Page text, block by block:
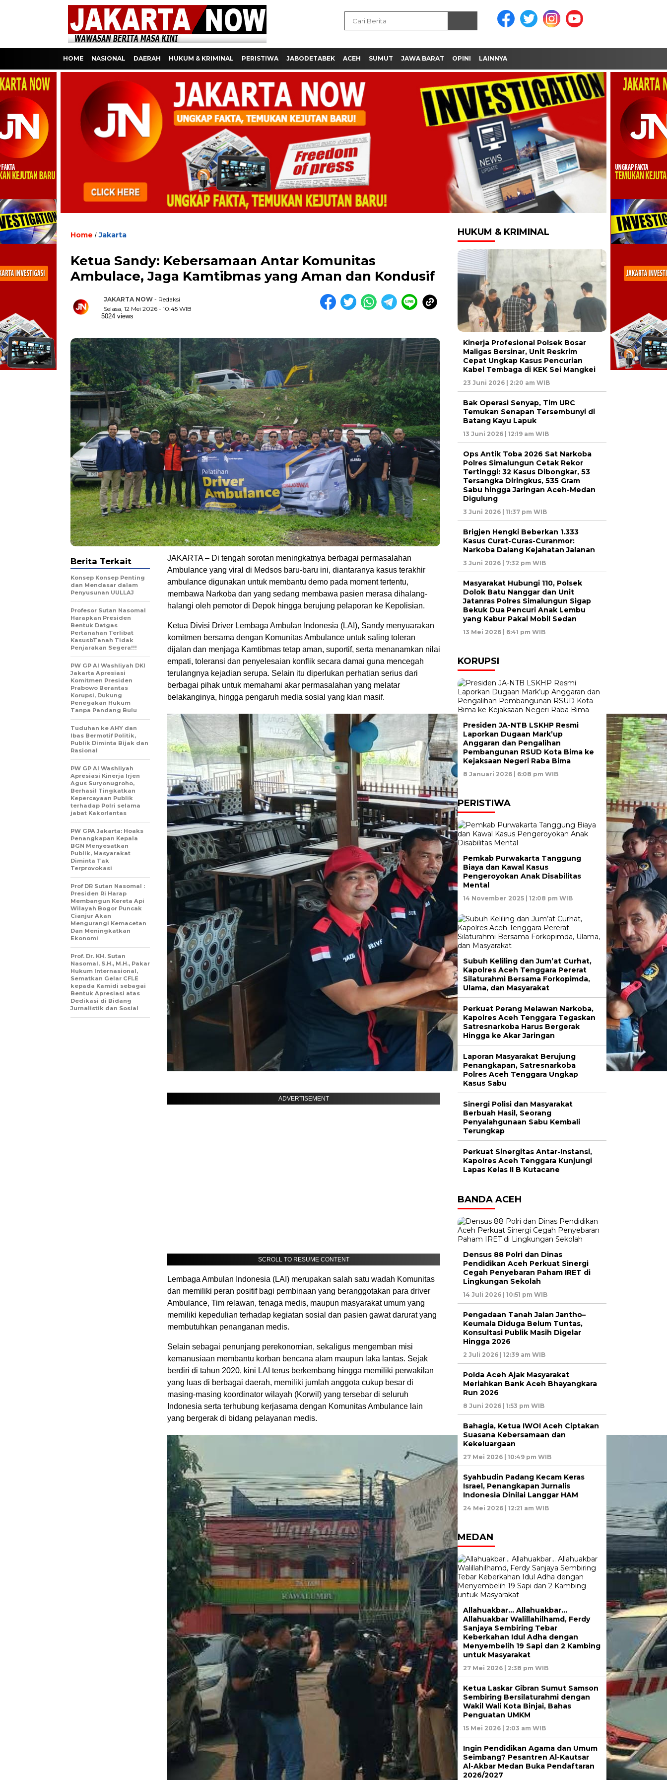
HOME NASIONAL DAERAH HUKUM & KRIMINAL PERISTIWA JABODETABEK ACEH SUMUT JAWA BARAT OPINI LAINNYA
Home /Jakarta
Ketua Sandy: Kebersamaan Antar Komunitas
Ambulace, Jaga Kamtibmas yang Aman dan Kondusif
JAKARTA NOW - Redaksi
Selasa, 12 Mei 2026 - 10:45 WIB
5024 views
JAKARTA – Di tengah sorotan meningkatnya berbagai permasalahan
Ambulance yang viral di Medsos baru-baru ini, diantaranya kasus terakhir
ambulance digunakan untuk membantu demo pada moment tertentu,
membawa Narkoba dan yang sedang membawa pasien merasa dihalang-
halangi oleh pemotor di Depok hingga berujung pelaporan ke Kepolisian.
Ketua Divisi Driver Lembaga Ambulan Indonesia (LAI), Sandy menyuarakan
komitmen bersama dengan Komunitas Ambulance untuk saling toleran
dijalan dan menjaga Kamtibmas tetap aman, suportif, serta menanamkan nilai
empati, toleransi dan penyelesaian konflik secara damai guna mencegah
terulangnya kejadian serupa. Selain itu diperlukan perhatian serius dari
berbagai pihak untuk memahami akar permasalahan yang melatar
belakanginya, hingga pengaruh media sosial yang kian masif.
ADVERTISEMENT
SCROLL TO RESUME CONTENT
Lembaga Ambulan Indonesia (LAI) merupakan salah satu wadah Komunitas
dan memiliki peran positif bagi pembinaan yang beranggotakan para driver
Ambulance, Tim relawan, tenaga medis, maupun masyarakat umum yang
memiliki kepedulian terhadap kegiatan sosial dan pasien gawat darurat yang
membutuhkan penanganan medis.
Selain sebagai penunjang perekonomian, sekaligus mengemban misi
kemanusiaan membantu korban bencana alam maupun laka lantas. Sejak
berdiri di tahun 2020, kini LAI terus berkembang hingga memiliki perwakilan
yang luas di berbagai daerah, memiliki jumlah anggota cukup besar di
masing-masing koordinator wilayah (Korwil) yang tersebar di seluruh
Indonesia serta terhubung kerjasama dengan Komunitas Ambulance lain
yang bergerak di bidang pelayanan medis.
Berita Terkait
Konsep Konsep Penting
dan Mendasar dalam
Penyusunan UULLAJ
Profesor Sutan Nasomal
Harapkan Presiden
Bentuk Datgas
Pertanahan Terlibat
KasusbTanah Tidak
Penjarakan Segera!!!
PW GP Al Washliyah DKI
Jakarta Apresiasi
Komitmen Presiden
Prabowo Berantas
Korupsi, Dukung
Penegakan Hukum
Tanpa Pandang Bulu
Tuduhan ke AHY dan
Ibas Bermotif Politik,
Publik Diminta Bijak dan
Rasional
PW GP Al Washliyah
Apresiasi Kinerja Irjen
Agus Suryonugroho,
Berhasil Tingkatkan
Kepercayaan Publik
terhadap Polri selama
jabat Kakorlantas
PW GPA Jakarta: Hoaks
Penangkapan Kepala
BGN Menyesatkan
Publik, Masyarakat
Diminta Tak
Terprovokasi
Prof DR Sutan Nasomal :
Presiden Ri Harap
Membangun Kereta Api
Wilayah Bogor Puncak
Cianjur Akan
Mengurangi Kemacetan
Dan Meningkatkan
Ekonomi
Prof. Dr. KH. Sutan
Nasomal, S.H., M.H., Pakar
Hukum Internasional,
Sematkan Gelar CFLE
kepada Kamidi sebagai
Bentuk Apresiasi atas
Dedikasi di Bidang
Jurnalistik dan Sosial
HUKUM & KRIMINAL
Kinerja Profesional Polsek Bosar
Maligas Bersinar, Unit Reskrim
Cepat Ungkap Kasus Pencurian
Kabel Tembaga di KEK Sei Mangkei
23 Juni 2026 | 2:20 am WIB
Bak Operasi Senyap, Tim URC
Temukan Senapan Tersembunyi di
Batang Kayu Lapuk
13 Juni 2026 | 12:19 am WIB
Ops Antik Toba 2026 Sat Narkoba
Polres Simalungun Cetak Rekor
Tertinggi: 32 Kasus Dibongkar, 53
Tersangka Diringkus, 535 Gram
Sabu hingga Jaringan Aceh-Medan
Digulung
3 Juni 2026 | 11:37 pm WIB
Brigjen Hengki Beberkan 1.333
Kasus Curat-Curas-Curanmor:
Narkoba Dalang Kejahatan Jalanan
3 Juni 2026 | 7:32 pm WIB
Masyarakat Hubungi 110, Polsek
Dolok Batu Nanggar dan Unit
Jatanras Polres Simalungun Sigap
Bekuk Dua Pencuri Anak Lembu
yang Kabur Pakai Mobil Sedan
13 Mei 2026 | 6:41 pm WIB
KORUPSI
Presiden JA-NTB LSKHP Resmi
Laporkan Dugaan Mark’up
Anggaran dan Pengalihan
Pembangunan RSUD Kota Bima ke
Kejaksaan Negeri Raba Bima
8 Januari 2026 | 6:08 pm WIB
PERISTIWA
Pemkab Purwakarta Tanggung
Biaya dan Kawal Kasus
Pengeroyokan Anak Disabilitas
Mental
14 November 2025 | 12:08 pm WIB
Subuh Keliling dan Jum’at Curhat,
Kapolres Aceh Tenggara Pererat
Silaturahmi Bersama Forkopimda,
Ulama, dan Masyarakat
Perkuat Perang Melawan Narkoba,
Kapolres Aceh Tenggara Tegaskan
Satresnarkoba Harus Bergerak
Hingga ke Akar Jaringan
Laporan Masyarakat Berujung
Penangkapan, Satresnarkoba
Polres Aceh Tenggara Ungkap
Kasus Sabu
Sinergi Polisi dan Masyarakat
Berbuah Hasil, Seorang
Penyalahgunaan Sabu Kembali
Terungkap
Perkuat Sinergitas Antar-Instansi,
Kapolres Aceh Tenggara Kunjungi
Lapas Kelas II B Kutacane
BANDA ACEH
Densus 88 Polri dan Dinas
Pendidikan Aceh Perkuat Sinergi
Cegah Penyebaran Paham IRET di
Lingkungan Sekolah
14 Juli 2026 | 10:51 pm WIB
Pengadaan Tanah Jalan Jantho–
Keumala Diduga Belum Tuntas,
Konsultasi Publik Masih Digelar
Hingga 2026
2 Juli 2026 | 12:39 am WIB
Polda Aceh Ajak Masyarakat
Meriahkan Bank Aceh Bhayangkara
Run 2026
8 Juni 2026 | 1:53 pm WIB
Bahagia, Ketua IWOI Aceh Ciptakan
Suasana Kebersamaan dan
Kekeluargaan
27 Mei 2026 | 10:49 pm WIB
Syahbudin Padang Kecam Keras
Israel, Penangkapan Jurnalis
Indonesia Dinilai Langgar HAM
24 Mei 2026 | 12:21 am WIB
MEDAN
Allahuakbar… Allahuakbar…
Allahuakbar Walillahilhamd, Ferdy
Sanjaya Sembiring Tebar
Keberkahan Idul Adha dengan
Menyembelih 19 Sapi dan 2 Kambing
untuk Masyarakat
27 Mei 2026 | 2:38 pm WIB
Ketua Laskar Gibran Sumut Samson
Sembiring Bersilaturahmi dengan
Wakil Wali Kota Binjai, Bahas
Penguatan UMKM
15 Mei 2026 | 2:03 am WIB
Ingin Pendidikan Agama dan Umum
Seimbang? Pesantren Al-Kautsar
Al-Akbar Medan Buka Pendaftaran
2026/2027